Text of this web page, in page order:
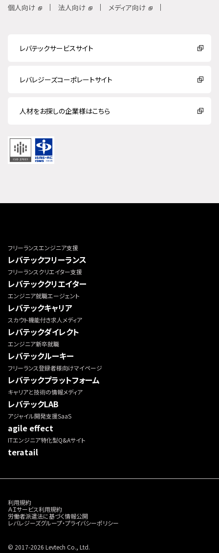
個人向け 法人向け メディア向け
レバテックサービスサイト
レバレジーズコーポレートサイト
人材をお探しの企業様はこちら
フリーランスエンジニア支援
レバテックフリーランス
フリーランスクリエイター支援
レバテッククリエイター
エンジニア就職エージェント
レバテックキャリア
スカウト機能付き求人メディア
レバテックダイレクト
エンジニア新卒就職
レバテックルーキー
フリーランス登録者様向けマイページ
レバテックプラットフォーム
キャリアと技術の情報メディア
レバテックLAB
アジャイル開発支援SaaS
agile effect
ITエンジニア特化型Q&Aサイト
teratail
利用規約
ＡＩサービス利用規約
労働者派遣法に基づく情報公開
レバレジーズグループ・プライバシーポリシー
© 2017-2026 Levtech Co., Ltd.